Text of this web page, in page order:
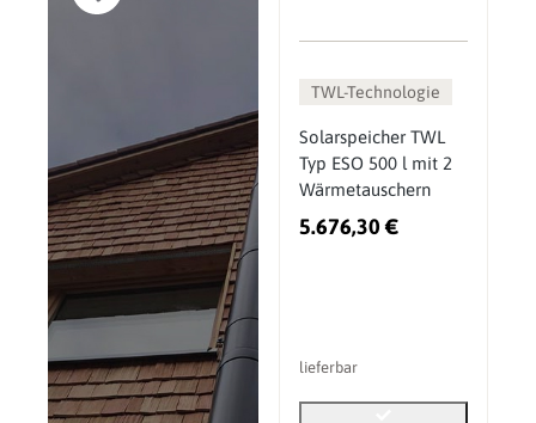
TWL-Technologie
Solarspeicher TWL
Typ ESO 500 l mit 2
Wärmetauschern
5.676,30 €
lieferbar